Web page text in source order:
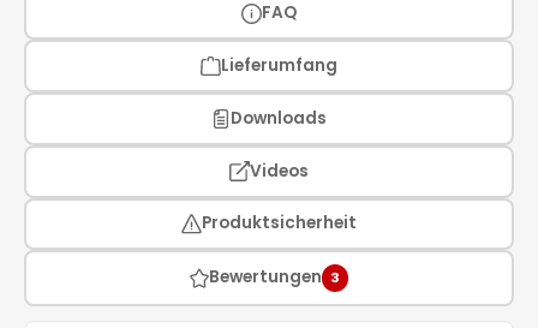
FAQ
Lieferumfang
Downloads
Videos
Produktsicherheit
Bewertungen 3